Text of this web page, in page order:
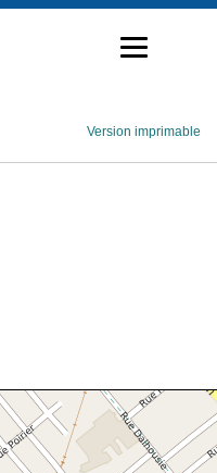
Version imprimable